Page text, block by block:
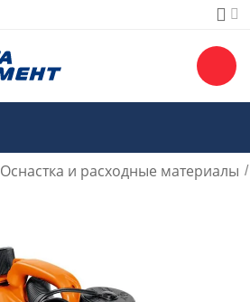
Оснастка и расходные материалы /